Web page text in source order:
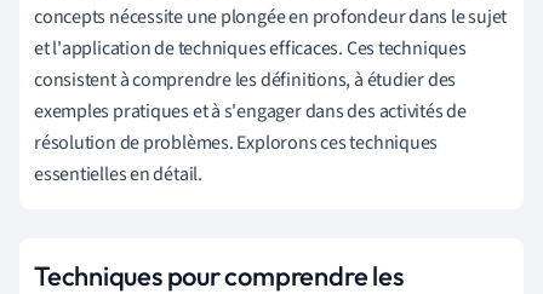
concepts nécessite une plongée en profondeur dans le sujet
et l'application de techniques efficaces. Ces techniques
consistent à comprendre les définitions, à étudier des
exemples pratiques et à s'engager dans des activités de
résolution de problèmes. Explorons ces techniques
essentielles en détail.
Techniques pour comprendre les